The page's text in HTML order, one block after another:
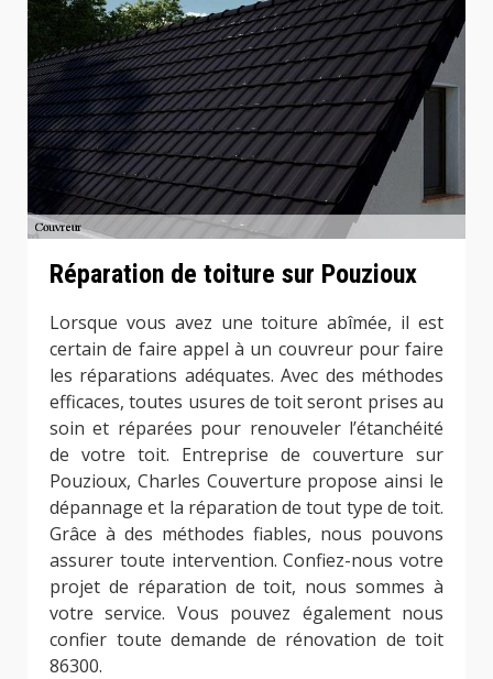
Réparation de toiture sur Pouzioux
Lorsque vous avez une toiture abîmée, il est
certain de faire appel à un couvreur pour faire
les réparations adéquates. Avec des méthodes
efficaces, toutes usures de toit seront prises au
soin et réparées pour renouveler l’étanchéité
de votre toit. Entreprise de couverture sur
Pouzioux, Charles Couverture propose ainsi le
dépannage et la réparation de tout type de toit.
Grâce à des méthodes fiables, nous pouvons
assurer toute intervention. Confiez-nous votre
projet de réparation de toit, nous sommes à
votre service. Vous pouvez également nous
confier toute demande de rénovation de toit
86300.